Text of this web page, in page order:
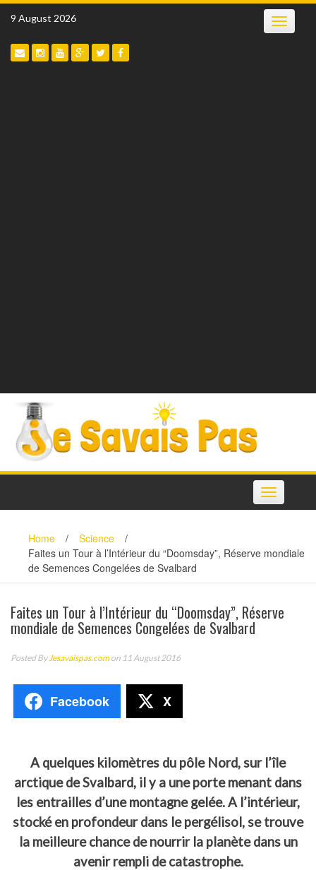
Skip
9 August 2026 Toggle
Toggle
navigation
Home / Science
/
Faites un Tour à l’Intérieur du “Doomsday”, Réserve mondiale
de Semences Congelées de Svalbard
Faites un Tour à l’Intérieur du “Doomsday”, Réserve
mondiale de Semences Congelées de Svalbard
Posted ByJesavaispas.comon 11 August 2016
Facebook X
A quelques kilomètres du pôle Nord, sur l’île
arctique de Svalbard, il y a une porte menant dans
les entrailles d’une montagne gelée. A l’intérieur,
stocké en profondeur dans le pergélisol, se trouve
la meilleure chance de nourrir la planète dans un
avenir rempli de catastrophe.